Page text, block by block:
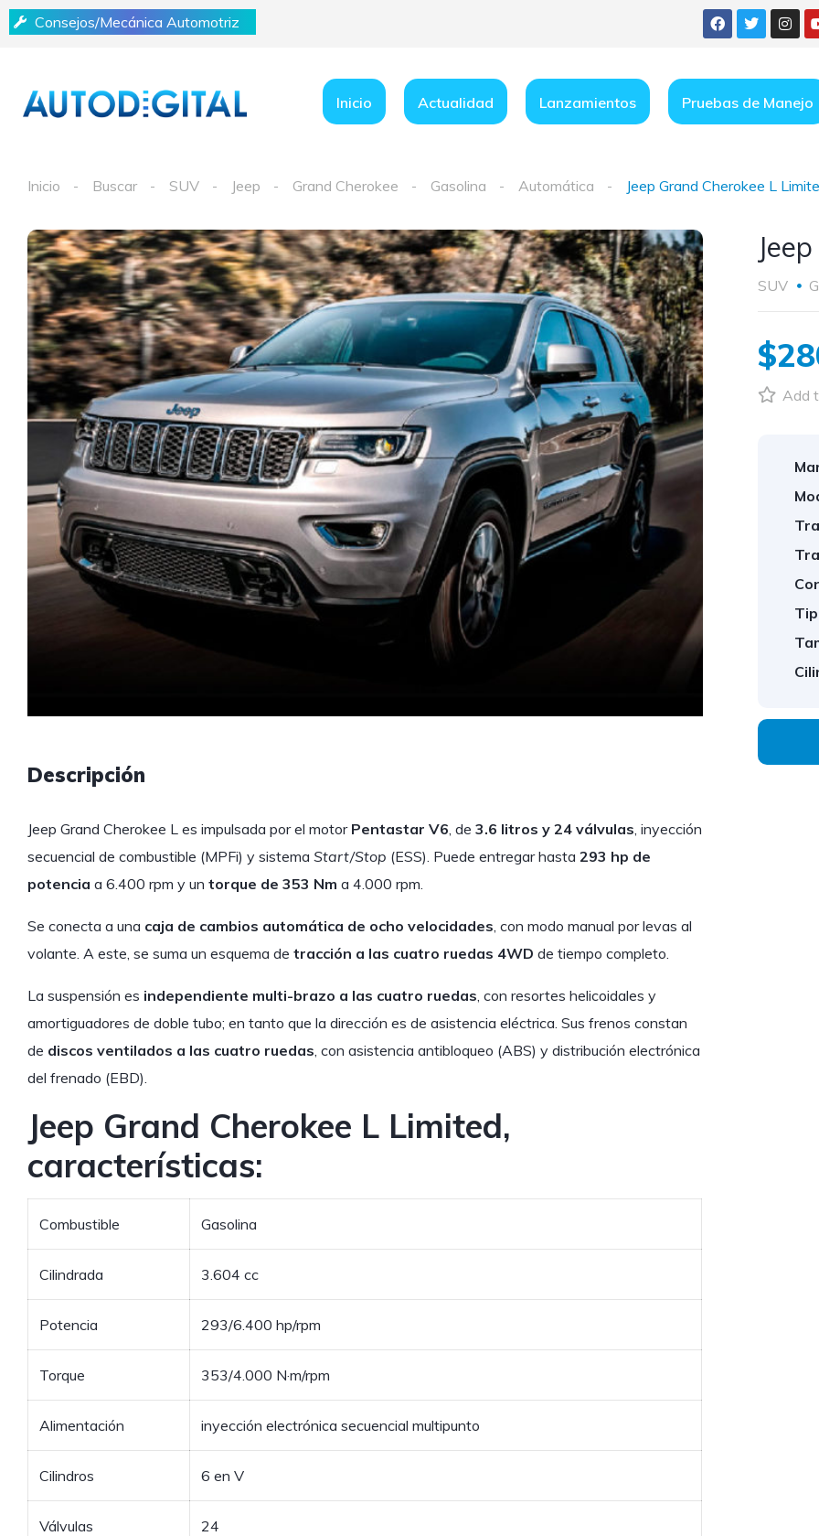
Consejos/Mecánica Automotriz
Inicio Actualidad Lanzamientos Pruebas de Manejo
Inicio Buscar SUV Jeep Grand Cherokee Gasolina Automática Jeep Grand Cherokee L
Descripción
Jeep Grand Cherokee L es impulsada por el motor Pentastar V6, de 3.6 litros y 24 válvulas, inyección
secuencial de combustible (MPFi) y sistema Start/Stop (ESS). Puede entregar hasta 293 hp de
potencia a 6.400 rpm y un torque de 353 Nm a 4.000 rpm.
Se conecta a una caja de cambios automática de ocho velocidades, con modo manual por levas al
volante. A este, se suma un esquema de tracción a las cuatro ruedas 4WD de tiempo completo.
La suspensión es independiente multi-brazo a las cuatro ruedas, con resortes helicoidales y
amortiguadores de doble tubo; en tanto que la dirección es de asistencia eléctrica. Sus frenos constan
de discos ventilados a las cuatro ruedas, con asistencia antibloqueo (ABS) y distribución electrónica
del frenado (EBD).
Jeep Grand Cherokee L Limited,
características:
Combustible Gasolina
Cilindrada 3.604 cc
Potencia 293/6.400 hp/rpm
Torque 353/4.000 N·m/rpm
Alimentación inyección electrónica secuencial multipunto
Cilindros 6 en V
Válvulas 24
SUV
Add